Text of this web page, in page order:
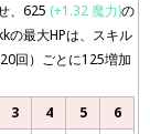
、625 (+1.32 魔力)の
の最大HPは、スキル
回）ごとに125増加
3 4 5 6